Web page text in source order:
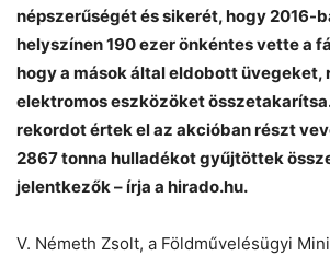
népszerűségét és sikerét, hogy 2016-
helyszínen 190 ezer önkéntes vette a
hogy a mások által eldobott üvegeket,
elektromos eszközöket
rekordot értek el az akcióban részt
2867 tonna hulladékot gyűjtöttek
jelentkezők – írja a hirado.hu.
V. Németh Zsolt, a Földművelésügyi